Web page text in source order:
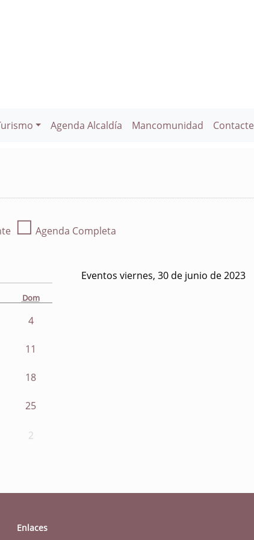
Agenda Alcaldía Mancomunidad Contacte
☐ Agenda Completa
Dom
4
11
18
25
2
Eventos viernes, 30 de junio de 2023
Enlaces